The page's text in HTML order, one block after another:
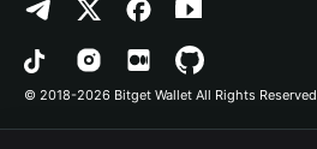
ทรัพยากรข้อมูลของแบรนด์
อาชีพ
Prediction Markets
DApp
การตรวจจับสัญญา
การโอนเป็นชุด
Avalanche
Bitcoin
นโยบายความเป็นส่วนตัว
ข้อตกลงในการใช้บริการ
© 2018-2026 Bitget Wallet All Rights Reserved